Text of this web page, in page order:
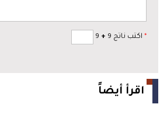
* اكتب ناتج 9 +
اقرأ أيضاً